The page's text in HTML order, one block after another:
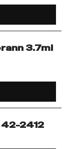
3.7ml
42-2412